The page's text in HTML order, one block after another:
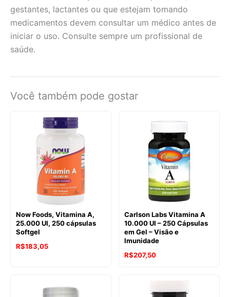
gestantes, lactantes ou que estejam tomando
medicamentos devem consultar um médico antes de
iniciar o uso. Consulte sempre um profissional de
saúde.
Você também pode gostar
Now Foods, Vitamina A,
25.000 UI, 250 cápsulas
Softgel
R$183,05
Carlson Labs Vitamina A
10.000 UI – 250 Cápsulas
em Gel – Visão e
Imunidade
R$207,50